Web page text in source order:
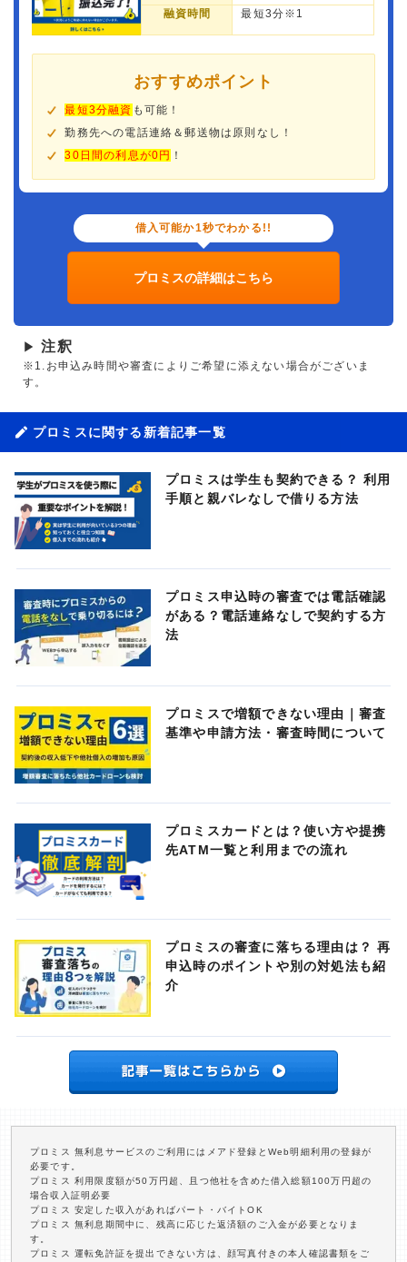
融資時間 最短3分※1
おすすめポイント
最短3分融資 も可能！
勤務先への電話連絡＆郵送物は原則なし！
30日間の利息が0円 ！
借入可能か1秒でわかる!!
プロミスの詳細はこちら
▶ 注釈
※1.お申込み時間や審査によりご希望に添えない場合がございま
す。
プロミスに関する新着記事一覧
プロミスは学生も契約できる？ 利用
手順と親バレなしで借りる方法
プロミス申込時の審査では電話確認
がある？電話連絡なしで契約する方
法
プロミスで増額できない理由｜審査
基準や申請方法・審査時間について
プロミスカードとは？使い方や提携
先ATM一覧と利用までの流れ
プロミスの審査に落ちる理由は？ 再
申込時のポイントや別の対処法も紹
介
プロミス 無利息サービスのご利用にはメアド登録とWeb明細利用の登録が
必要です。
プロミス 利用限度額が50万円超、且つ他社を含めた借入総額100万円超の
場合収入証明必要
プロミス 安定した収入があればパート・バイトOK
プロミス 無利息期間中に、残高に応じた返済額のご入金が必要となりま
す。
プロミス 運転免許証を提出できない方は、顔写真付きの本人確認書類をご